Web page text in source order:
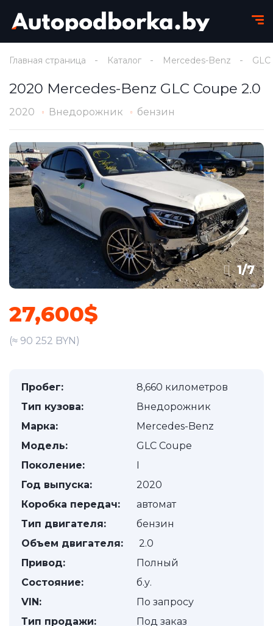
Главная страница Каталог Mercedes-Benz
2020 Mercedes-Benz GLC Coupe 2.0
2020 Внедорожник бензин
1/7
27,600$
(≈ 90 252 BYN)
Пробег:
8,660 километров
Тип кузова:
Внедорожник
Марка:
Mercedes-Benz
Модель:
GLC Coupe
Поколение:
I
Год выпуска:
2020
Коробка передач:
автомат
Тип двигателя:
бензин
Объем двигателя:
2.0
Привод:
Полный
Состояние:
б.у.
VIN:
По запросу
Тип продажи:
Под заказ